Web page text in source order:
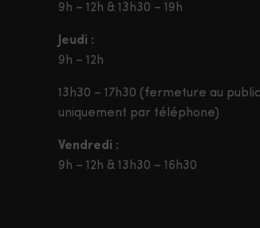
9h – 12h & 13h30 – 19h
Jeudi :
9h – 12h
13h30 – 17h30 (fermeture au
uniquement par téléphone)
Vendredi :
9h – 12h & 13h30 – 16h30